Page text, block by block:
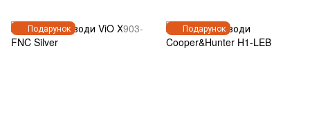
Подарунок Подарунок